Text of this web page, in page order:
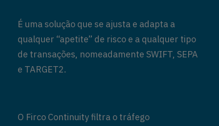
É uma solução que se ajusta e adapta a
qualquer “apetite” de risco e a qualquer tipo
de transações, nomeadamente SWIFT, SEPA
e TARGET2.
O Firco Continuity filtra o tráfego